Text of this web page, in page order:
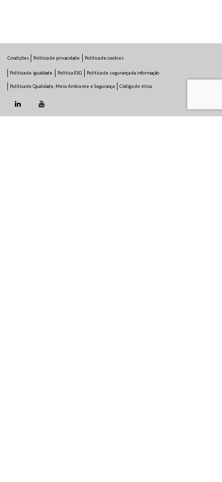
Condições Política de privacidade Política de cookies
Política de igualdade Política ESG Política de segurança da informação
Política de Qualidade, Meio Ambiente e Segurança Código de ética